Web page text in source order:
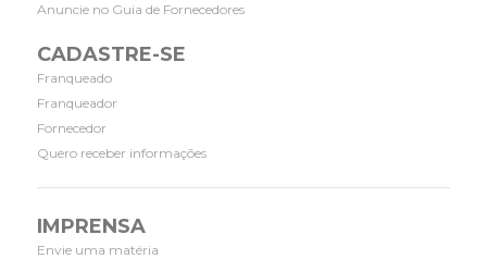
Anuncie no Guia de Fornecedores
CADASTRE-SE
Franqueado
Franqueador
Fornecedor
Quero receber informações
IMPRENSA
Envie uma matéria